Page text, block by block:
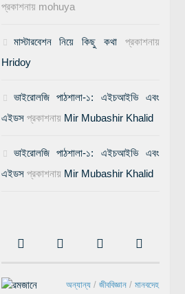
প্রকাশনায় mohuya
মাস্টারবেশন নিয়ে কিছু কথাপ্রকাশনায়
Hridoy
ভাইরোলজি পাঠশালা-১: এইচআইভি এবং
এইডসপ্রকাশনায় Mir Mubashir Khalid
ভাইরোলজি পাঠশালা-১: এইচআইভি এবং
এইডসপ্রকাশনায় Mir Mubashir Khalid
অন্যান্য/ জীববিজ্ঞান/ মানবদেহ